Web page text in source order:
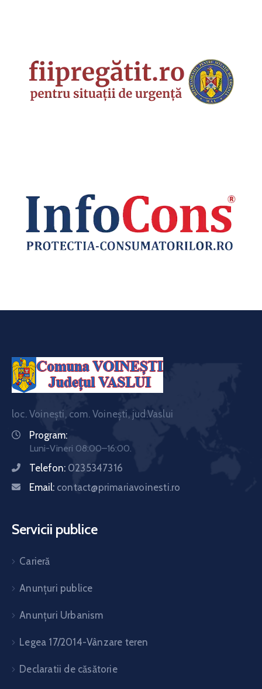
loc. Voinești, com. Voinești, jud.Vaslui
Program:
Luni-Vineri 08:00–16:00.
Telefon: 0235347316
Email: contact@primariavoinesti.ro
Servicii publice
Carieră
Anunțuri publice
Anunțuri Urbanism
Legea 17/2014-Vânzare teren
Declaratii de căsătorie